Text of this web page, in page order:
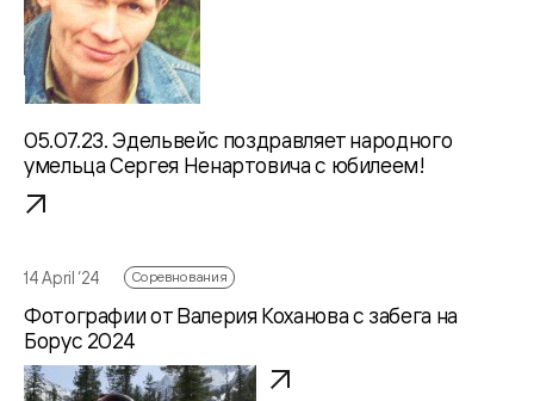
05.07.23. Эдельвейс поздравляет народного
умельца Сергея Ненартовича с юбилеем!
14 April ‘24 Соревнования
Фотографии от Валерия Коханова с забега на
Борус 2024